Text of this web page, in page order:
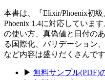
本書は、『Elixir/Phoenix初
Phoenix 1.4に対応していま
の使い方、真偽値と日付の
る国際化、バリデーション
など内容は盛りだくさんです
▶ 無料サンプル(PDF)